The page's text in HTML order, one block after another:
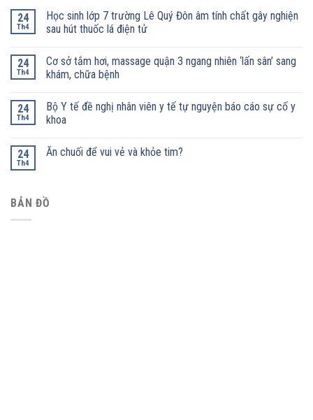
24
Th4
Học sinh lớp 7 trường Lê Quý Đôn âm tính chất gây nghiện
sau hút thuốc lá điện tử
24
Th4
Cơ sở tắm hơi, massage quận 3 ngang nhiên ‘lấn sân’ sang
khám, chữa bệnh
24
Th4
Bộ Y tế đề nghị nhân viên y tế tự nguyện báo cáo sự cố y
khoa
24
Th4
Ăn chuối để vui vẻ và khỏe tim?
BẢN ĐỒ